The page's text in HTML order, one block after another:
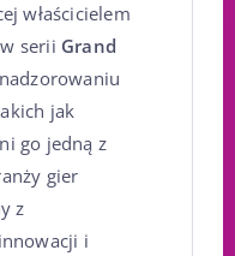
właścicielem
serii Grand
jak
go jedną z
gier
z
i